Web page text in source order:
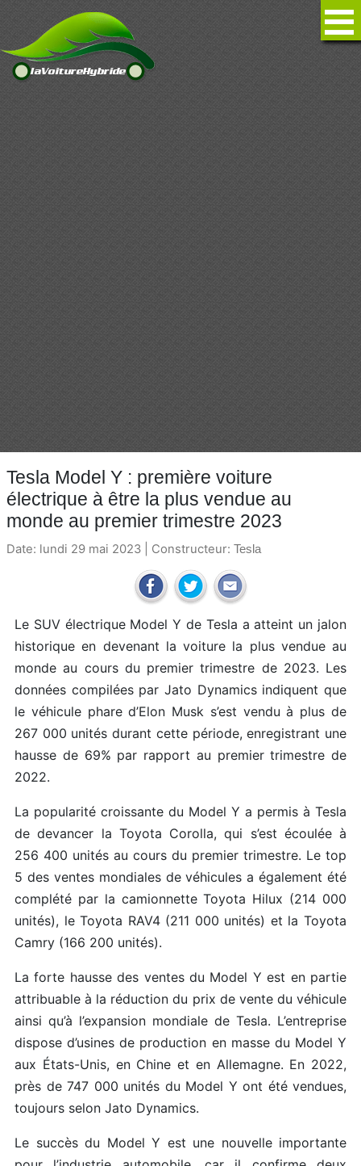
Tesla Model Y : première voiture
électrique à être la plus vendue au
monde au premier trimestre 2023
Date: lundi 29 mai 2023 | Constructeur: Tesla
Le SUV électrique Model Y de Tesla a atteint un jalon
historique en devenant la voiture la plus vendue au
monde au cours du premier trimestre de 2023. Les
données compilées par Jato Dynamics indiquent que
le véhicule phare d’Elon Musk s’est vendu à plus de
267 000 unités durant cette période, enregistrant une
hausse de 69% par rapport au premier trimestre de
2022.
La popularité croissante du Model Y a permis à Tesla
de devancer la Toyota Corolla, qui s’est écoulée à
256 400 unités au cours du premier trimestre. Le top
5 des ventes mondiales de véhicules a également été
complété par la camionnette Toyota Hilux (214 000
unités), le Toyota RAV4 (211 000 unités) et la Toyota
Camry (166 200 unités).
La forte hausse des ventes du Model Y est en partie
attribuable à la réduction du prix de vente du véhicule
ainsi qu’à l’expansion mondiale de Tesla. L’entreprise
dispose d’usines de production en masse du Model Y
aux États-Unis, en Chine et en Allemagne. En 2022,
près de 747 000 unités du Model Y ont été vendues,
toujours selon Jato Dynamics.
Le succès du Model Y est une nouvelle importante